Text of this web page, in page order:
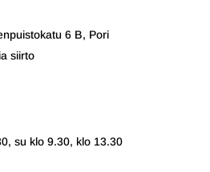
6 B, Pori
siirto
su klo 9.30, klo 13.30